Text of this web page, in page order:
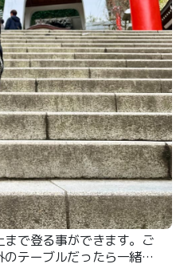
で登る事ができます。ご
テーブルだったら一緒に